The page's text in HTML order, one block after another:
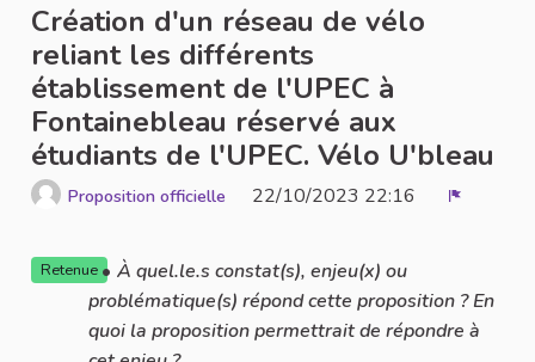
Création d'un réseau de vélo
reliant les différents
établissement de l'UPEC à
Fontainebleau réservé aux
étudiants de l'UPEC. Vélo U'bleau
Proposition officielle 22/10/2023 22:16
Retenue
À quel.le.s constat(s), enjeu(x) ou
problématique(s) répond cette proposition ? En
quoi la proposition permettrait de répondre à